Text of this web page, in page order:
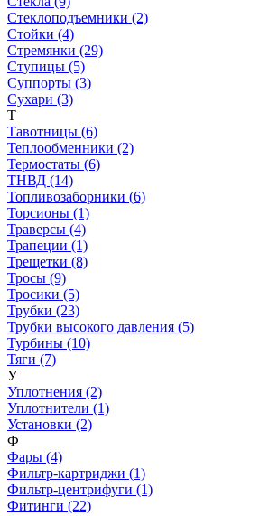
Стеклоподъемники (2)
Стойки (4)
Стремянки (29)
Ступицы (5)
Суппорты (3)
Сухари (3)
Т
Тавотницы (6)
Теплообменники (2)
Термостаты (6)
ТНВД (14)
Топливозаборники (6)
Торсионы (1)
Траверсы (4)
Трапеции (1)
Трещетки (8)
Тросы (9)
Тросики (5)
Трубки (23)
Трубки высокого давления (5)
Турбины (10)
Тяги (7)
У
Уплотнения (2)
Уплотнители (1)
Установки (2)
Ф
Фары (4)
Фильтр-картриджи (1)
Фильтр-центрифуги (1)
Фитинги (22)